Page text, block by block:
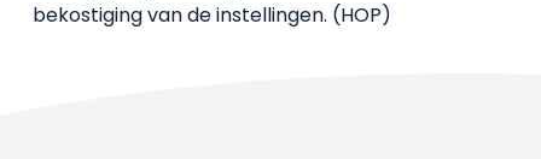
bekostiging van de instellingen. (HOP)